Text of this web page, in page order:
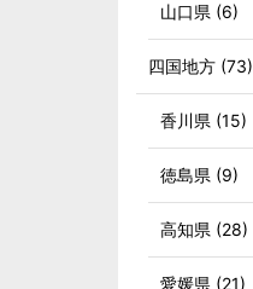
山口県 (6)
四国地方 (73)
香川県 (15)
徳島県 (9)
高知県 (28)
愛媛県 (21)